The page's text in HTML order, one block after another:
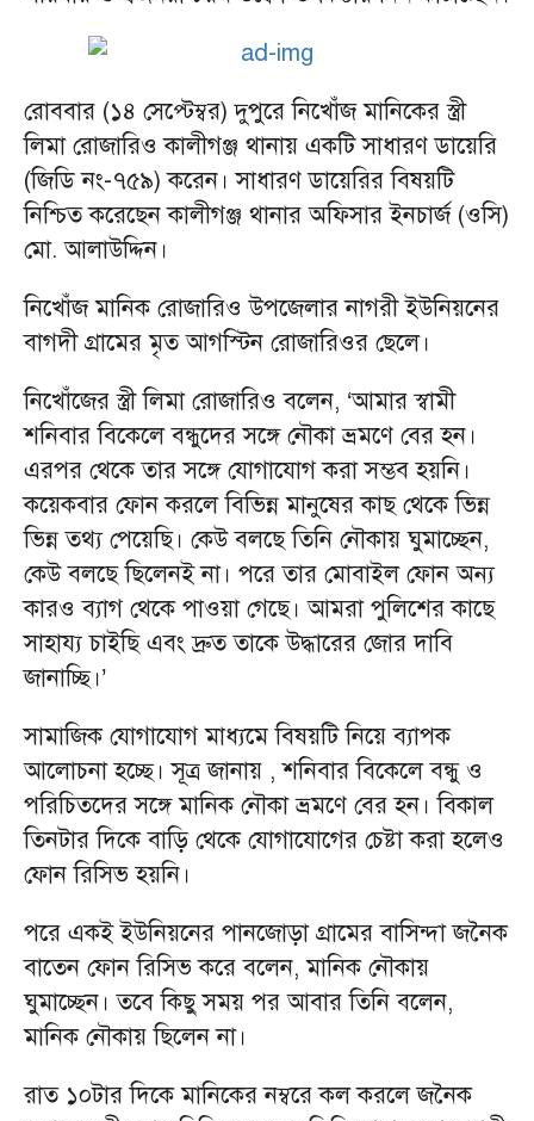
রোববার (১৪ সেপ্টেম্বর) দুপুরে নিখোঁজ মানিকের স্ত্রী
লিমা রোজারিও কালীগঞ্জ থানায় একটি সাধারণ ডায়েরি
(জিডি নং-৭৫৯) করেন। সাধারণ ডায়েরির বিষয়টি
নিশ্চিত করেছেন কালীগঞ্জ থানার অফিসার ইনচার্জ (ওসি)
মো. আলাউদ্দিন।
নিখোঁজ মানিক রোজারিও উপজেলার নাগরী ইউনিয়নের
বাগদী গ্রামের মৃত আগস্টিন রোজারিওর ছেলে।
নিখোঁজের স্ত্রী লিমা রোজারিও বলেন, ‘আমার স্বামী
শনিবার বিকেলে বন্ধুদের সঙ্গে নৌকা ভ্রমণে বের হন।
এরপর থেকে তার সঙ্গে যোগাযোগ করা সম্ভব হয়নি।
কয়েকবার ফোন করলে বিভিন্ন মানুষের কাছ থেকে ভিন্ন
ভিন্ন তথ্য পেয়েছি। কেউ বলছে তিনি নৌকায় ঘুমাচ্ছেন,
কেউ বলছে ছিলেনই না। পরে তার মোবাইল ফোন অন্য
কারও ব্যাগ থেকে পাওয়া গেছে। আমরা পুলিশের কাছে
সাহায্য চাইছি এবং দ্রুত তাকে উদ্ধারের জোর দাবি
জানাচ্ছি।’
সামাজিক যোগাযোগ মাধ্যমে বিষয়টি নিয়ে ব্যাপক
আলোচনা হচ্ছে। সূত্র জানায় , শনিবার বিকেলে বন্ধু ও
পরিচিতদের সঙ্গে মানিক নৌকা ভ্রমণে বের হন। বিকাল
তিনটার দিকে বাড়ি থেকে যোগাযোগের চেষ্টা করা হলেও
ফোন রিসিভ হয়নি।
পরে একই ইউনিয়নের পানজোড়া গ্রামের বাসিন্দা জনৈক
বাতেন ফোন রিসিভ করে বলেন, মানিক নৌকায়
ঘুমাচ্ছেন। তবে কিছু সময় পর আবার তিনি বলেন,
মানিক নৌকায় ছিলেন না।
রাত ১০টার দিকে মানিকের নম্বরে কল করলে জনৈক